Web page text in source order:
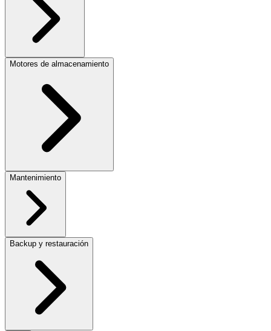
Motores de almacenamiento
Mantenimiento
Backup y restauración